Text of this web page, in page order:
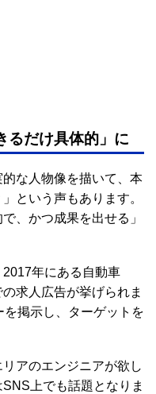
るだけ具体的」に
な人物像を描いて、本
という声もあります。
、かつ成果を出せる」
年にある自動車
求人広告が挙げられま
掲示し、ターゲットを
アのエンジニアが欲し
上でも話題となりま